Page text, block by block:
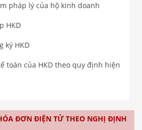
pháp lý của hộ kinh doanh
HKD
ký HKD
toán của HKD theo quy định hiện
ĐƠN ĐIỆN TỬ THEO NGHỊ ĐỊNH